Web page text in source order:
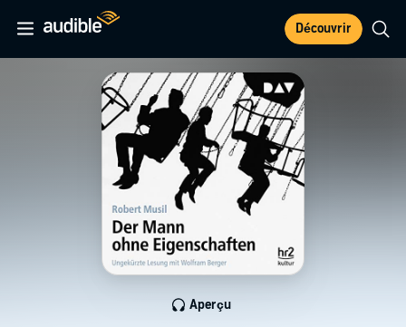
Découvrir
Aperçu